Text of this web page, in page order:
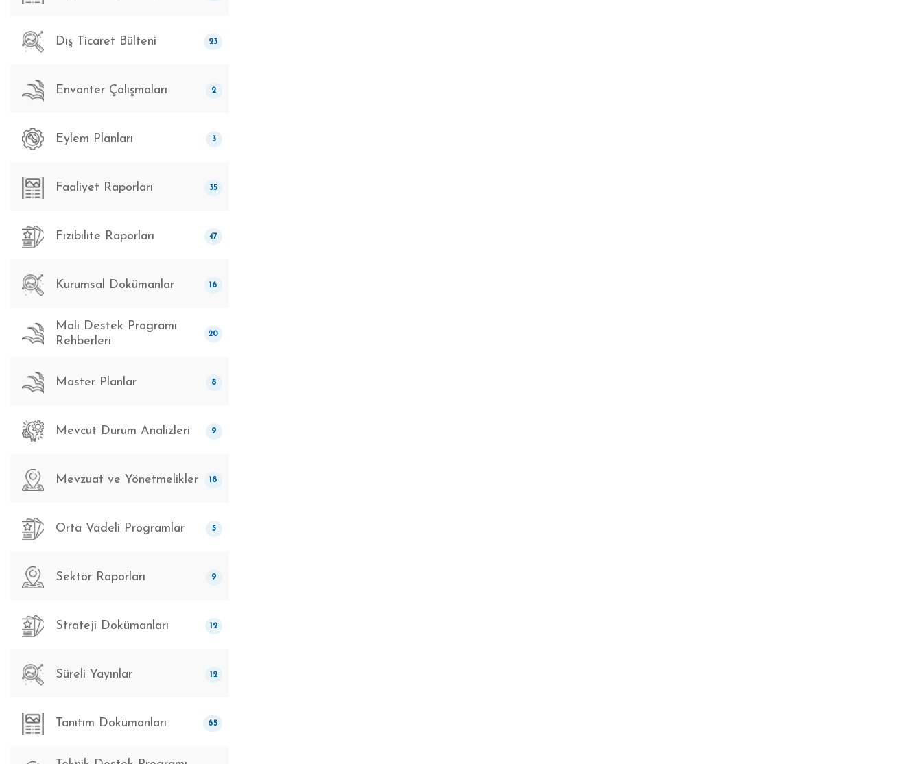
Dış Ticaret Bülteni 23
Envanter Çalışmaları 2
Eylem Planları 3
Faaliyet Raporları 35
Fizibilite Raporları 47
Kurumsal Dokümanlar 16
Mali Destek Programı
Rehberleri
20
Master Planlar 8
Mevcut Durum Analizleri 9
Mevzuat ve Yönetmelikler 18
Orta Vadeli Programlar 5
Sektör Raporları 9
Strateji Dokümanları 12
Süreli Yayınlar 12
Tanıtım Dokümanları 65